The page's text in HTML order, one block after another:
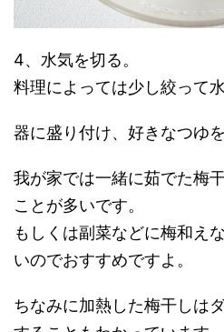
4、水気を切る。
料理によっては少し絞って水
器に盛り付け、好きなつゆ
我が家では一緒に茹でた梅
ことが多いです。
もしくは副菜などに梅和え
いのでおすすめですよ。
ちなみに加熱した梅干しは